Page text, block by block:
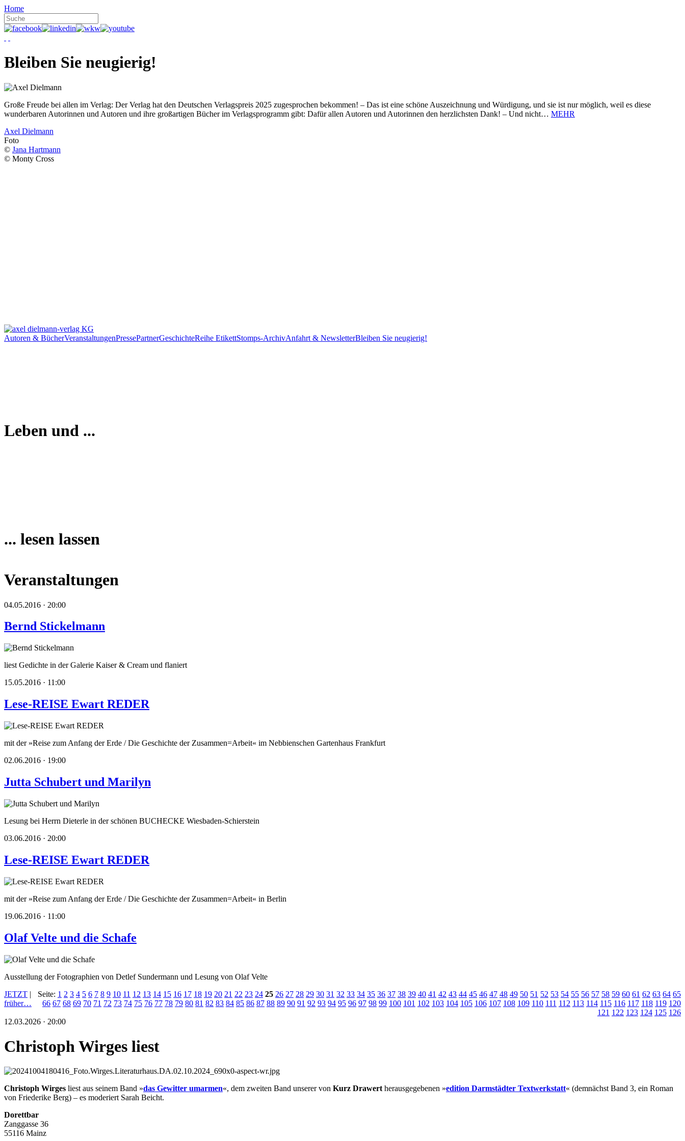
Home
Bleiben Sie neugierig!
Große Freude bei allen im Verlag: Der Verlag hat den Deutschen Verlagspreis 2025 zugesprochen bekommen! – Das ist eine schöne Auszeichnung und Würdigung, und sie ist nur möglich, weil es diese
wunderbaren Autorinnen und Autoren und ihre großartigen Bücher im Verlagsprogramm gibt: Dafür allen Autoren und Autorinnen den herzlichsten Dank! – Und nicht… MEHR
Axel Dielmann
Foto
© Jana Hartmann
© Monty Cross
Autoren & BücherVeranstaltungenPressePartnerGeschichteReihe EtikettStomps-ArchivAnfahrt & NewsletterBleiben Sie neugierig!
Leben und ...
... lesen lassen
Veranstaltungen
04.05.2016 · 20:00
Bernd Stickelmann
liest Gedichte in der Galerie Kaiser & Cream und flaniert
15.05.2016 · 11:00
Lese-REISE Ewart REDER
mit der »Reise zum Anfang der Erde / Die Geschichte der Zusammen=Arbeit« im Nebbienschen Gartenhaus Frankfurt
02.06.2016 · 19:00
Jutta Schubert und Marilyn
Lesung bei Herrn Dieterle in der schönen BUCHECKE Wiesbaden-Schierstein
03.06.2016 · 20:00
Lese-REISE Ewart REDER
mit der »Reise zum Anfang der Erde / Die Geschichte der Zusammen=Arbeit« in Berlin
19.06.2016 · 11:00
Olaf Velte und die Schafe
Ausstellung der Fotographien von Detlef Sundermann und Lesung von Olaf Velte
JETZT |
früher…
Seite: 1 2 3 4 5 6 7 8 9 10 11 12 13 14 15 16 17 18 19 20 21 22 23 24 25 26 27 28 29 30 31 32 33 34 35 36 37 38 39 40 41 42 43 44 45 46 47 48 49 50 51 52 53 54 55 56 57 58 59 60 61 62 63 64 65
66 67 68 69 70 71 72 73 74 75 76 77 78 79 80 81 82 83 84 85 86 87 88 89 90 91 92 93 94 95 96 97 98 99 100 101 102 103 104 105 106 107 108 109 110 111 112 113 114 115 116 117 118 119 120
121 122 123 124 125 126
12.03.2026 · 20:00
Christoph Wirges liest
Christoph Wirges liest aus seinem Band »das Gewitter umarmen«, dem zweiten Band unserer von Kurz Drawertherausgegebenen »edition Darmstädter Textwerkstatt« (demnächst Band 3, ein Roman
von Friederike Berg) – es moderiert Sarah Beicht.
Dorettbar
Zanggasse 36
55116 Mainz